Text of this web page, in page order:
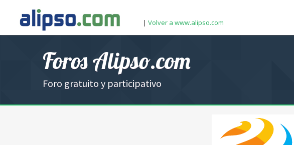
| Volver a www.alipso.com
Foros Alipso.com
Foro gratuito y participativo